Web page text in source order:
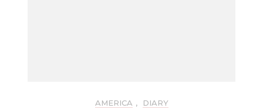
AMERICA , DIARY